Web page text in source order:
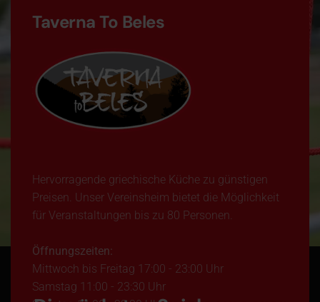
Taverna To Beles
Hervorragende griechische Küche zu günstigen
Preisen. Unser Vereinsheim bietet die Möglichkeit
für Veranstaltungen bis zu 80 Personen.
Öffnungszeiten:
Mittwoch bis Freitag 17:00 - 23:00 Uhr
Samstag 11:00 - 23:30 Uhr